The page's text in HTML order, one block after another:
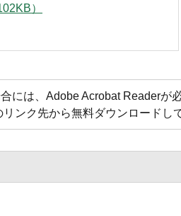
）
には、Adobe Acrobat Readerが
ンク先から無料ダウンロードし